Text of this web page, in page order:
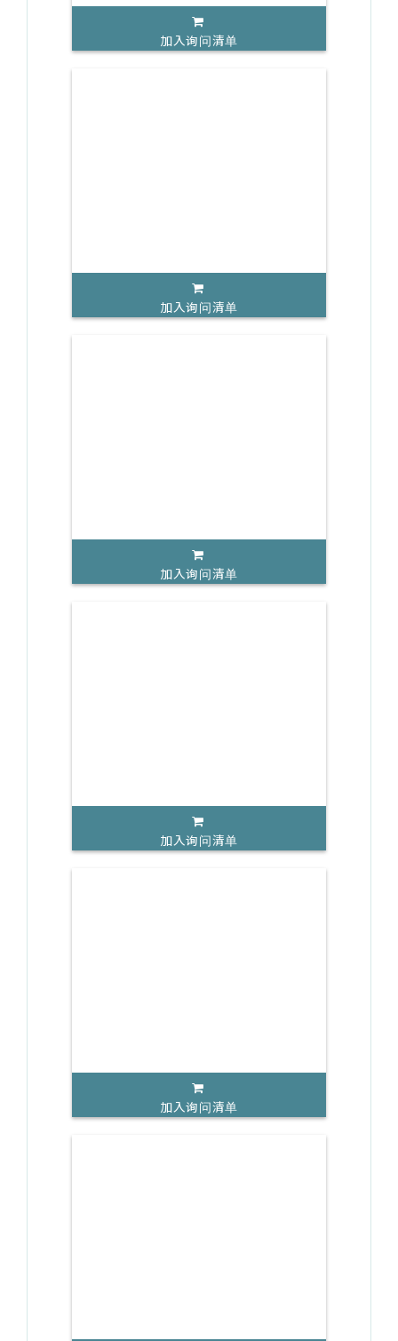
加入询问清单
加入询问清单
加入询问清单
加入询问清单
加入询问清单